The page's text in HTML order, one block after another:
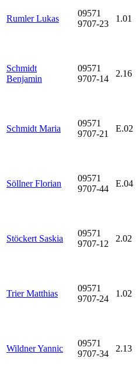
Rumler Lukas
09571
9707-23
1.01
Schmidt
Benjamin
09571
9707-14
2.16
Schmidt Maria
09571
9707-21
E.02
Söllner Florian
09571
9707-44
E.04
Stöckert Saskia
09571
9707-12
2.02
Trier Matthias
09571
9707-24
1.02
Wildner Yannic
09571
9707-34
2.13